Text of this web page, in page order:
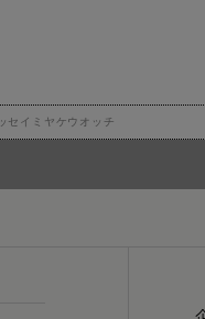
セイミヤケウオッチ